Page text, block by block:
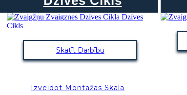
Skatīt Darbību
Izveidot Montāžas Skala